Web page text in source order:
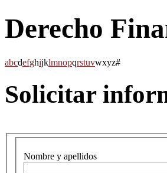
Derecho
abcdefghijklmnopqrstuvwxyz#
Solicitar
Nombre y apellidos